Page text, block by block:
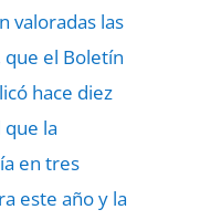
valoradas las
que el Boletín
hace diez
que la
en tres
este año y la